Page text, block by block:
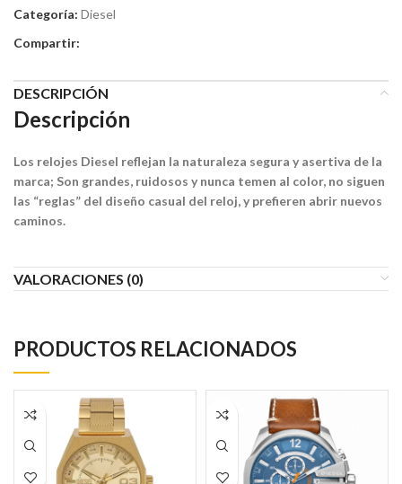
Categoría: Diesel
Compartir:
DESCRIPCIÓN
Descripción
Los relojes Diesel reflejan la naturaleza segura y asertiva de la
marca; Son grandes, ruidosos y nunca temen al color, no siguen
las “reglas” del diseño casual del reloj, y prefieren abrir nuevos
caminos.
VALORACIONES (0)
PRODUCTOS RELACIONADOS